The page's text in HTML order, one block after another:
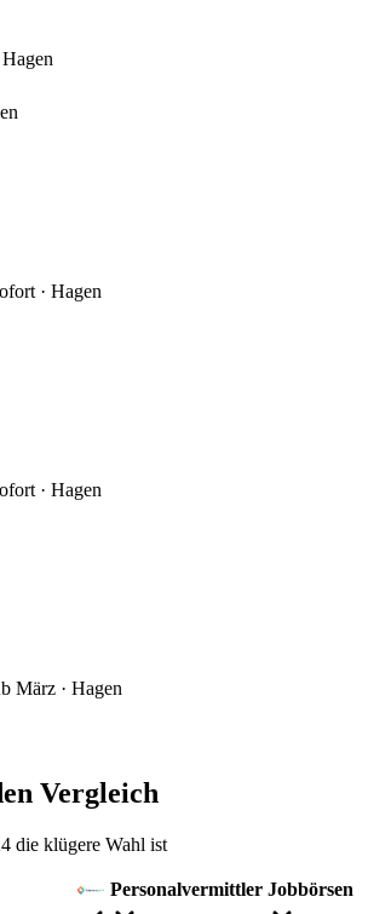
Hagen
· Hagen
· Hagen
März · Hagen
Vergleich
die klügere Wahl ist
Personalvermittler Jobbörsen